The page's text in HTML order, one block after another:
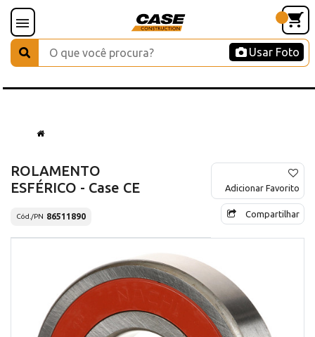
Usar Foto
ROLAMENTO
ESFÉRICO - Case CE
Cód./PN 86511890
Adicionar Favorito
Compartilhar